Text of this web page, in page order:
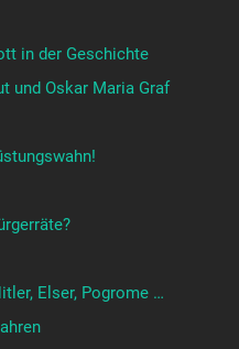
in der Geschichte
und Oskar Maria Graf
Elser, Pogrome …